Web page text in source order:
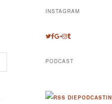
INSTAGRAM
PODCAST
DIEPODCASTIN